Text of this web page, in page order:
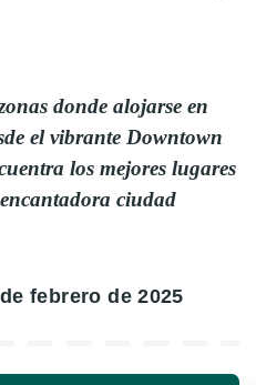
donde alojarse en
el vibrante Downtown
los mejores lugares
ciudad
febrero de 2025